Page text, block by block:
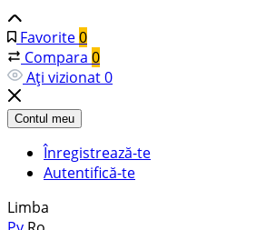
Favorite0
Compara 0
Ați vizionat0
Contul meu
Înregistrează-te
Autentifică-te
Limba